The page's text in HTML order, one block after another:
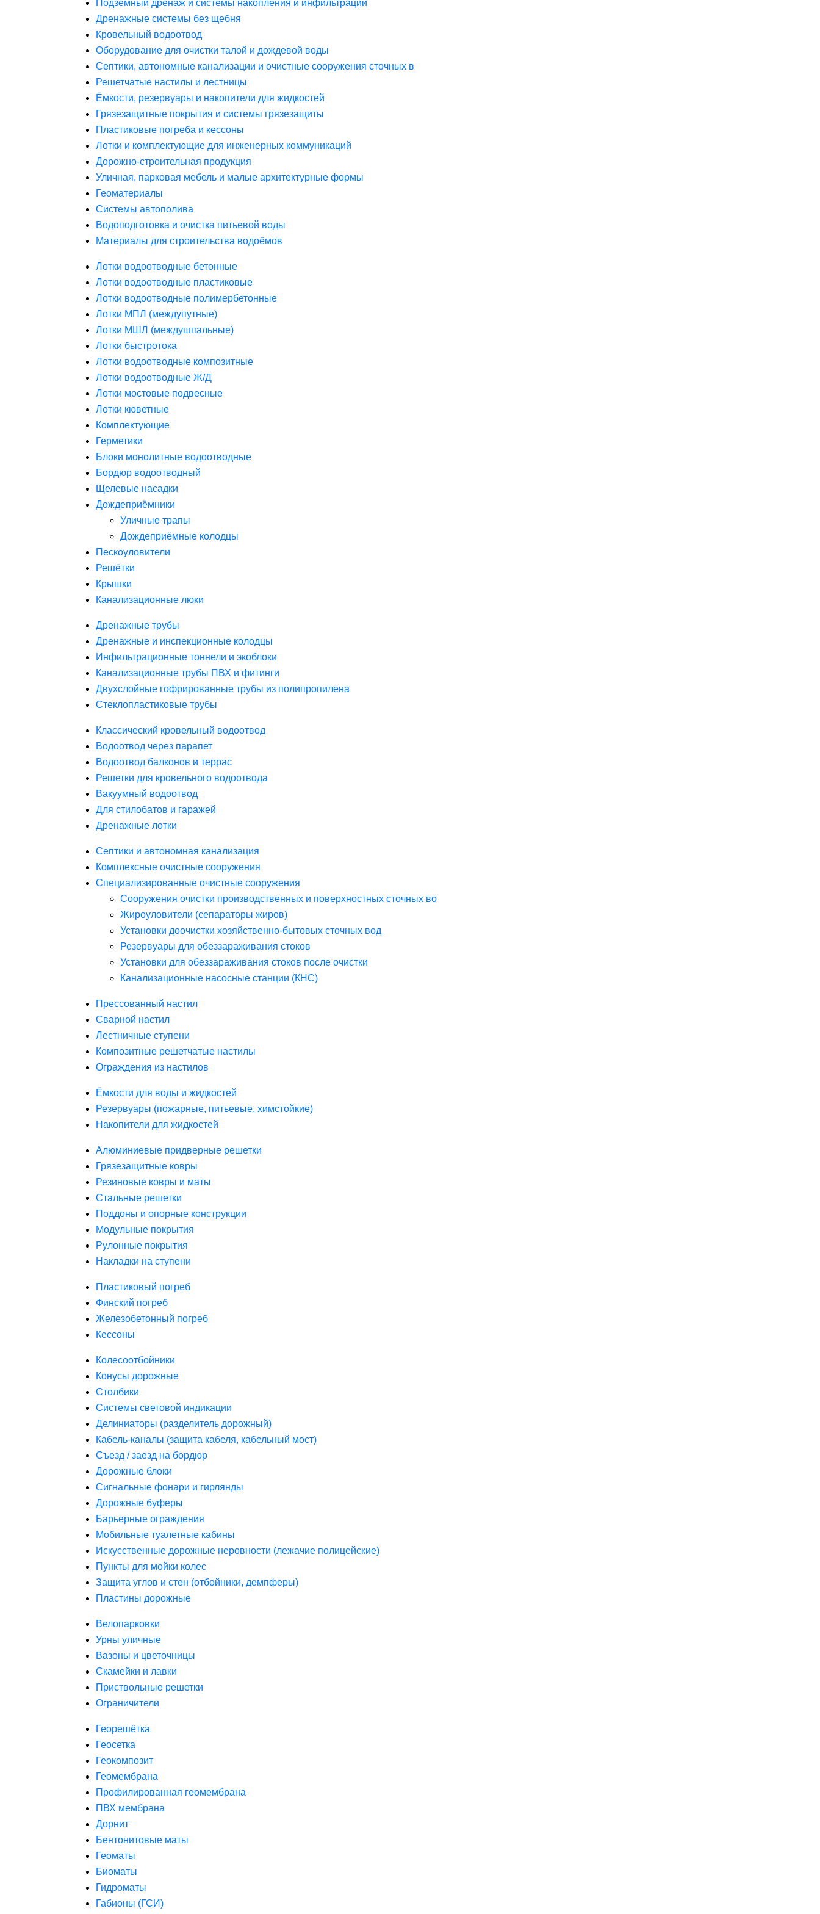
Подземный дренаж и системы накопления и инфильтрации
Дренажные системы без щебня
Кровельный водоотвод
Оборудование для очистки талой и дождевой воды
Септики, автономные канализации и очистные сооружения сточных в
Решетчатые настилы и лестницы
Ёмкости, резервуары и накопители для жидкостей
Грязезащитные покрытия и системы грязезащиты
Пластиковые погреба и кессоны
Лотки и комплектующие для инженерных коммуникаций
Дорожно-строительная продукция
Уличная, парковая мебель и малые архитектурные формы
Геоматериалы
Системы автополива
Водоподготовка и очистка питьевой воды
Материалы для строительства водоёмов
Лотки водоотводные бетонные
Лотки водоотводные пластиковые
Лотки водоотводные полимербетонные
Лотки МПЛ (междупутные)
Лотки МШЛ (междушпальные)
Лотки быстротока
Лотки водоотводные композитные
Лотки водоотводные Ж/Д
Лотки мостовые подвесные
Лотки кюветные
Комплектующие
Герметики
Блоки монолитные водоотводные
Бордюр водоотводный
Щелевые насадки
Дождеприёмники
Уличные трапы
Дождеприёмные колодцы
Пескоуловители
Решётки
Крышки
Канализационные люки
Дренажные трубы
Дренажные и инспекционные колодцы
Инфильтрационные тоннели и экоблоки
Канализационные трубы ПВХ и фитинги
Двухслойные гофрированные трубы из полипропилена
Стеклопластиковые трубы
Классический кровельный водоотвод
Водоотвод через парапет
Водоотвод балконов и террас
Решетки для кровельного водоотвода
Вакуумный водоотвод
Для стилобатов и гаражей
Дренажные лотки
Септики и автономная канализация
Комплексные очистные сооружения
Специализированные очистные сооружения
Сооружения очистки производственных и поверхностных сточных во
Жироуловители (сепараторы жиров)
Установки доочистки хозяйственно-бытовых сточных вод
Резервуары для обеззараживания стоков
Установки для обеззараживания стоков после очистки
Канализационные насосные станции (КНС)
Прессованный настил
Сварной настил
Лестничные ступени
Композитные решетчатые настилы
Ограждения из настилов
Ёмкости для воды и жидкостей
Резервуары (пожарные, питьевые, химстойкие)
Накопители для жидкостей
Алюминиевые придверные решетки
Грязезащитные ковры
Резиновые ковры и маты
Стальные решетки
Поддоны и опорные конструкции
Модульные покрытия
Рулонные покрытия
Накладки на ступени
Пластиковый погреб
Финский погреб
Железобетонный погреб
Кессоны
Колесоотбойники
Конусы дорожные
Столбики
Системы световой индикации
Делиниаторы (разделитель дорожный)
Кабель-каналы (защита кабеля, кабельный мост)
Съезд / заезд на бордюр
Дорожные блоки
Сигнальные фонари и гирлянды
Дорожные буферы
Барьерные ограждения
Мобильные туалетные кабины
Искусственные дорожные неровности (лежачие полицейские)
Пункты для мойки колес
Защита углов и стен (отбойники, демпферы)
Пластины дорожные
Велопарковки
Урны уличные
Вазоны и цветочницы
Скамейки и лавки
Приствольные решетки
Ограничители
Георешётка
Геосетка
Геокомпозит
Геомембрана
Профилированная геомембрана
ПВХ мембрана
Дорнит
Бентонитовые маты
Геоматы
Биоматы
Гидроматы
Габионы (ГСИ)